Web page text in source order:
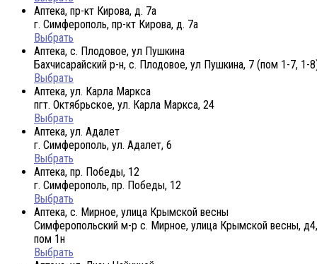
Аптека, пр-кт Кирова, д. 7а
г. Симферополь, пр-кт Кирова, д. 7а
Выбрать
Аптека, с. Плодовое, ул Пушкина
Бахчисарайский р-н, с. Плодовое, ул Пушкина, 7 (пом 1-7, 1-
Выбрать
Аптека, ул. Карла Маркса
пгт. Октябрьское, ул. Карла Маркса, 24
Выбрать
Аптека, ул. Адалет
г. Симферополь, ул. Адалет, 6
Выбрать
Аптека, пр. Победы, 12
г. Симферополь, пр. Победы, 12
Выбрать
Аптека, с. Мирное, улица Крымской весны
Симферопольский м-р с. Мирное, улица Крымской весны,
пом 1н
Выбрать